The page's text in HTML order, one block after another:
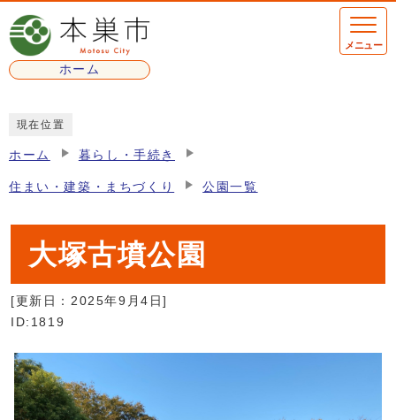
ページの先頭です
ホーム
メニュー
現在位置
ホーム 暮らし・手続き
住まい・建築・まちづくり 公園一覧
大塚古墳公園
[更新日： 2025年9月4日]
ID:1819